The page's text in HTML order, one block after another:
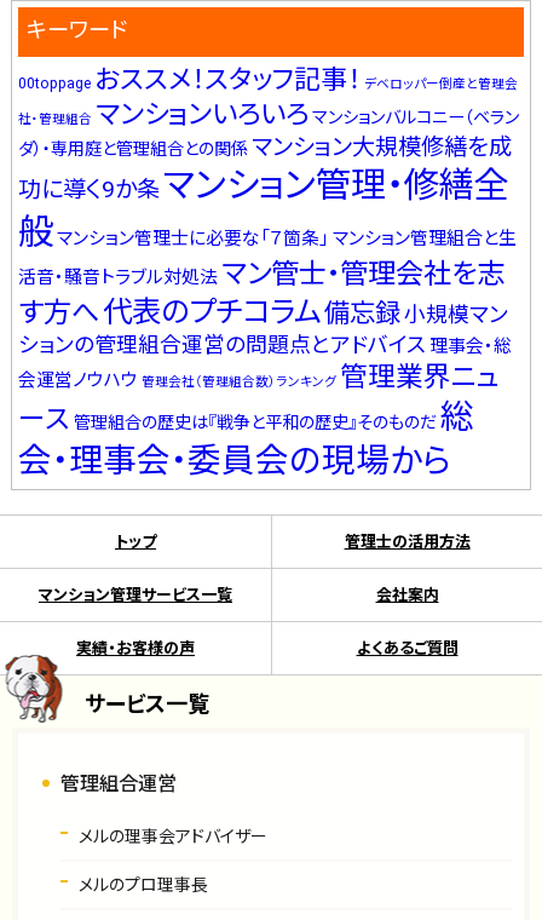
キーワード
00toppage おススメ！スタッフ記事！ デベロッパー倒産と管理会
社・管理組合 マンションいろいろ マンションバルコニー（ベラン
ダ）・専用庭と管理組合との関係 マンション大規模修繕を成
功に導く9か条マンション管理・修繕全
般マンション管理士に必要な「７箇条」 マンション管理組合と生
活音・騒音トラブル対処法 マン管士・管理会社を志
す方へ代表のプチコラム備忘録小規模マン
ションの管理組合運営の問題点とアドバイス 理事会・総
会運営ノウハウ 管理会社（管理組合数）ランキング 管理業界ニュ
ース 管理組合の歴史は『戦争と平和の歴史』そのものだ総
会・理事会・委員会の現場から
トップ 管理士の活用方法
マンション管理サービス一覧 会社案内
実績・お客様の声 よくあるご質問
サービス一覧
管理組合運営
メルの理事会アドバイザー
メルのプロ理事長